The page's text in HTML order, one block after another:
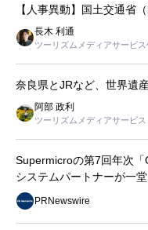
【人事異動】国土交通省
長木 利通
ツーリズムメディアサービ
奈良県とJRなど、世界遺
阿部 政利
ツーリズムメディアサービス
Supermicroの第7回年次
システムパートナーが一
導入に関する実践的なガイ
PRNewswire